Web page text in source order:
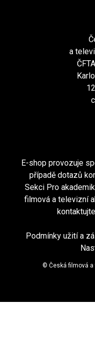
a
E-shop provozuje
případě dotazů
Sekci Pro
filmová a televizní
Podmínky užití a
© Česká filmová